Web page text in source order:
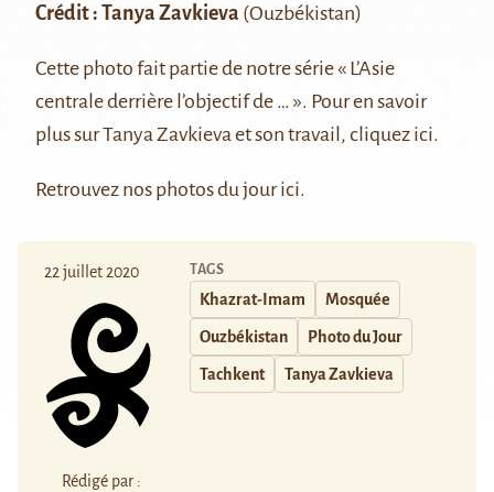
Crédit : Tanya Zavkieva (Ouzbékistan)
Cette photo fait partie de notre série « L’Asie
centrale derrière l’objectif de … ». Pour en savoir
plus sur Tanya Zavkieva et son travail, cliquez ici.
Retrouvez nos photos du jourici.
22 juillet 2020
Rédigé par :
TAGS
Khazrat-Imam Mosquée
Ouzbékistan Photo du Jour
Tachkent Tanya Zavkieva